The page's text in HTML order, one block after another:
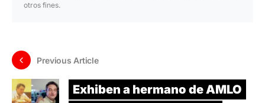
otros fines.
Previous Article
Exhiben a hermano de AMLO